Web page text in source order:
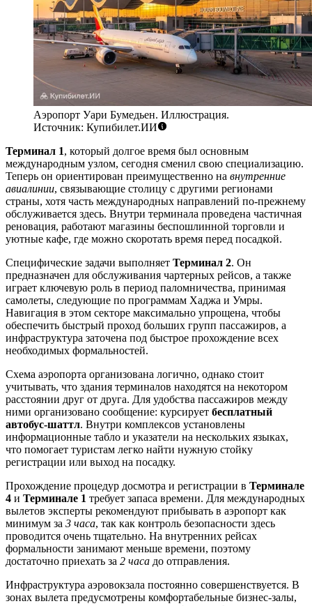
Аэропорт Уари Бумедьен. Иллюстрация.
Источник: Купибилет.ИИ
Терминал 1, который долгое время был основным
международным узлом, сегодня сменил свою специализацию.
Теперь он ориентирован преимущественно на внутренние
авиалинии, связывающие столицу с другими регионами
страны, хотя часть международных направлений по-прежнему
обслуживается здесь. Внутри терминала проведена частичная
реновация, работают магазины беспошлинной торговли и
уютные кафе, где можно скоротать время перед посадкой.
Специфические задачи выполняет Терминал 2. Он
предназначен для обслуживания чартерных рейсов, а также
играет ключевую роль в период паломничества, принимая
самолеты, следующие по программам Хаджа и Умры.
Навигация в этом секторе максимально упрощена, чтобы
обеспечить быстрый проход больших групп пассажиров, а
инфраструктура заточена под быстрое прохождение всех
необходимых формальностей.
Схема аэропорта организована логично, однако стоит
учитывать, что здания терминалов находятся на некотором
расстоянии друг от друга. Для удобства пассажиров между
ними организовано сообщение: курсирует бесплатный
автобус-шаттл. Внутри комплексов установлены
информационные табло и указатели на нескольких языках,
что помогает туристам легко найти нужную стойку
регистрации или выход на посадку.
Прохождение процедур досмотра и регистрации в Терминале
4 и Терминале 1 требует запаса времени. Для международных
вылетов эксперты рекомендуют прибывать в аэропорт как
минимум за 3 часа, так как контроль безопасности здесь
проводится очень тщательно. На внутренних рейсах
формальности занимают меньше времени, поэтому
достаточно приехать за 2 часа до отправления.
Инфраструктура аэровокзала постоянно совершенствуется. В
зонах вылета предусмотрены комфортабельные бизнес-залы,